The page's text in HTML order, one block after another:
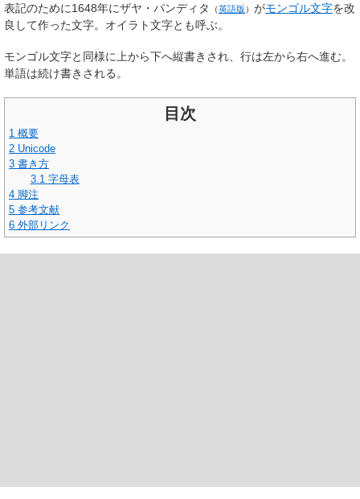
表記のために1648年にザヤ・パンディタ （英語版 ） がモンゴル文字を改
良して作った文字。オイラト文字とも呼ぶ。
モンゴル文字と同様に上から下へ縦書きされ、行は左から右へ進む。
単語は続け書きされる。
目次
1 概要
2 Unicode
3 書き方
3.1 字母表
4 脚注
5 参考文献
6 外部リンク